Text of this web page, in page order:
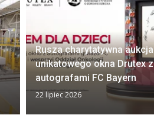
Rusza charytatywna aukcja
unikatowego okna Drutex z
autografami FC Bayern
22 lipiec 2026